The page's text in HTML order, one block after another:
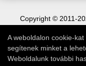
A weboldalon cookie-
segítenek minket a
Weboldalunk további
Copyright © 2011-